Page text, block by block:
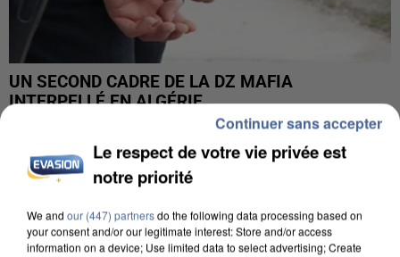
UN SECOND CADRE DE LA DZ MAFIA
INTERPELLÉ EN ALGÉRIE
Le respect de votre vie privée est
notre priorité
We and our (447) partnersdo the following data processing based on
your consent and/or our legitimate interest: Store and/or access
information on a device; Use limited data to select advertising; Create
Continuer sans accepter